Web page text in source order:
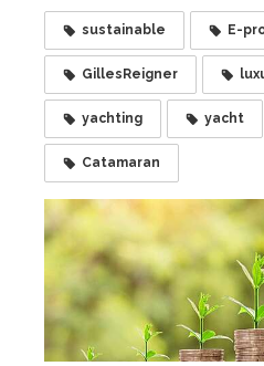
sustainable E-
GillesReigner
yachting yacht
Catamaran